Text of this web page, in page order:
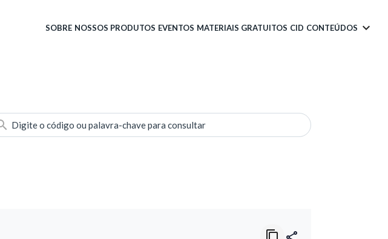
SOBRE NOSSOS PRODUTOS EVENTOS MATERIAIS GRATUITOS CID CONTEÚDOS
Digite o código ou palavra-chave para consultar